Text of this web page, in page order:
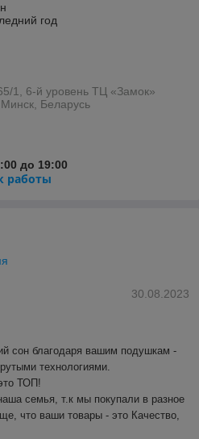
год
1, 6-й уровень ТЦ «Замок»
Беларусь
до 19:00
работы
30.08.2023
сон благодаря вашим подушкам -
технологиями.
ТОП!
семья, т.к мы покупали в разное
что ваши товары - это Качество,